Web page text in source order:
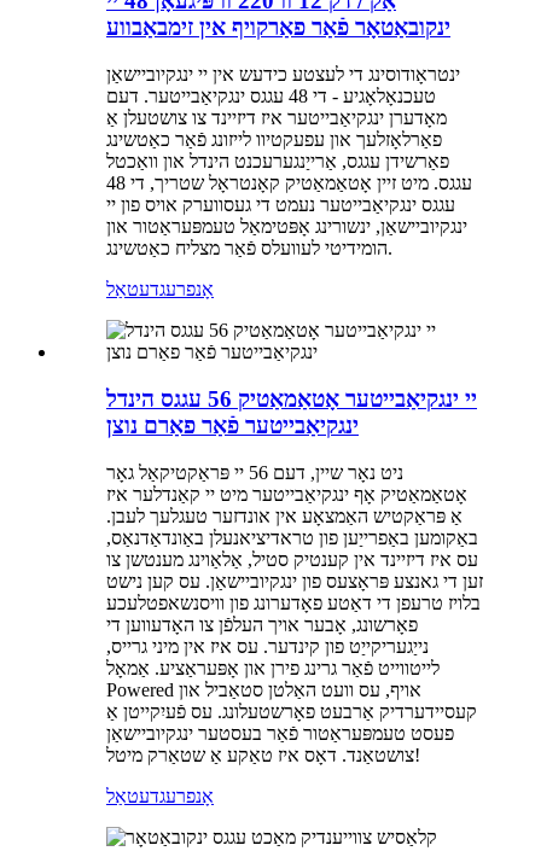
ינקובאַטאָר פֿאַר פאַרקויף אין זימבאַבווע
ינטראָודוסינג די לעצטע כידעש אין יי ינגקיוביישאַן
טעכנאָלאָגיע - די 48 עגגס ינגקיאַבייטער. דעם
מאָדערן ינגקיאַבייטער איז דיזיינד צו צושטעלן אַ
פאַרלאָזלעך און עפעקטיוו לייזונג פֿאַר כאַטשינג
פאַרשידן עגגס, אַרייַנגערעכנט הינדל און וואַכטל
עגגס. מיט זיין אָטאַמאַטיק קאָנטראָל שטריך, די 48
עגגס ינגקיאַבייטער נעמט די געסווערק אויס פון יי
ינגקיוביישאַן, ינשורינג אָפּטימאַל טעמפּעראַטור און
הומידיטי לעוועלס פֿאַר מצליח כאַטשינג.
אָנפרעגדעטאַל
יי ינגקיאַבייטער אָטאַמאַטיק 56 עגגס הינדל
ינגקיאַבייטער פֿאַר פאַרם נוצן
ניט נאָר שיין, דעם 56 יי פּראַקטיקאַל גאָר
אָטאַמאַטיק אָף ינגקיאַבייטער מיט יי קאַנדלער איז
אַ פּראַקטיש האַמצאָע אין אונדזער טעגלעך לעבן.
באַקומען באַפרייַען פון טראדיציאנעלן באַונדאַדנאַס,
עס איז דיזיינד אין קענטיק סטיל, אַלאַוינג מענטשן צו
זען די גאנצע פּראָצעס פון ינגקיוביישאַן. עס קען נישט
בלויז טרעפן די דאַטע פאָדערונג פון וויסנשאפטלעכע
פאָרשונג, אָבער אויך העלפֿן צו האָדעווען די
נייַגעריקייַט פון קינדער. עס איז אין מיני גרייס,
לייטווייט פֿאַר גרינג פירן און אָפּעראַציע. אַמאָל
Powered אויף, עס וועט האַלטן סטאַביל און
קעסיידערדיק אַרבעט פאָרשטעלונג. עס פֿעיִקייטן אַ
פעסט טעמפּעראַטור פֿאַר בעסטער ינגקיוביישאַן
צושטאַנד. דאָס איז טאַקע אַ שטאַרק מיטל!
אָנפרעגדעטאַל